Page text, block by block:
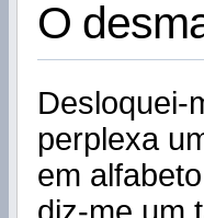
O
Desloquei-
perplexa
em